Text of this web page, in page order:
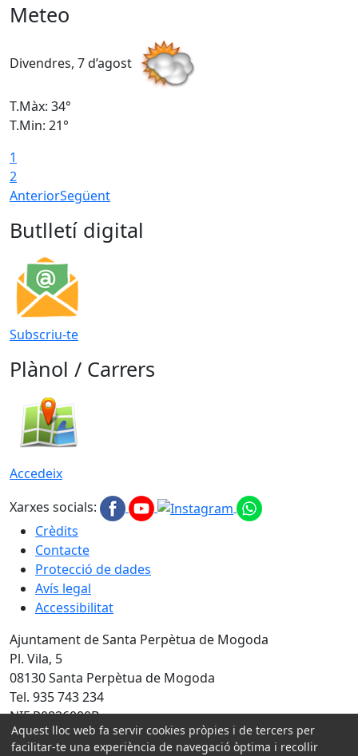
Meteo
Divendres, 7 d’agost
T.Màx: 34°
T.Min: 21°
1
2
AnteriorSegüent
Butlletí digital
Subscriu-te
Plànol / Carrers
Accedeix
Xarxes socials:
Crèdits
Contacte
Protecció de dades
Avís legal
Accessibilitat
Ajuntament de Santa Perpètua de Mogoda
Pl. Vila, 5
08130 Santa Perpètua de Mogoda
Tel. 935 743 234
NIF P0826000B
Amb la col·laboració de:
Aquest lloc web fa servir cookies pròpies i de tercers per
facilitar-te una experiència de navegació òptima i recollir